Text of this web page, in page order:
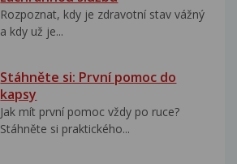
Rozpoznat, kdy je zdravotní stav vážný
a kdy už je...
Stáhněte si: První pomoc do
kapsy
Jak mít první pomoc vždy po ruce?
Stáhněte si praktického...